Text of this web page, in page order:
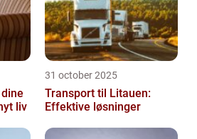
liv
31 october 2025
Transport til Litauen:
Effektive løsninger